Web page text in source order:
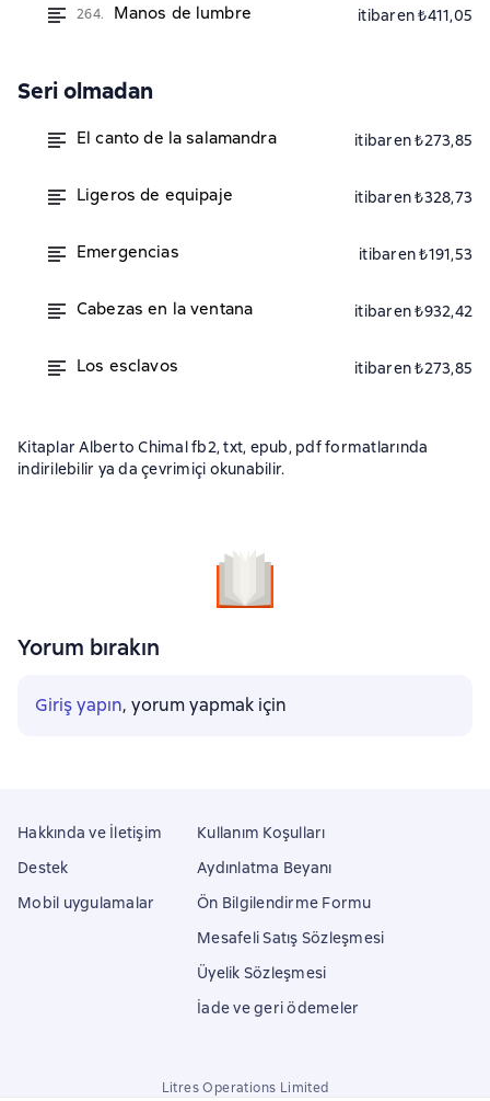
264. Manos de lumbre itibaren ₺411,05
Seri olmadan
El canto de la salamandra itibaren ₺273,85
Ligeros de equipaje itibaren ₺328,73
Emergencias itibaren ₺191,53
Cabezas en la ventana itibaren ₺932,42
Los esclavos itibaren ₺273,85
Kitaplar Alberto Chimal fb2, txt, epub, pdf formatlarında
indirilebilir ya da çevrimiçi okunabilir.
Yorum bırakın
Giriş yapın, yorum yapmak için
Hakkında ve İletişim
Destek
Mobil uygulamalar
Kullanım Koşulları
Aydınlatma Beyanı
Ön Bilgilendirme Formu
Mesafeli Satış Sözleşmesi
Üyelik Sözleşmesi
İade ve geri ödemeler
Litres Operations Limited